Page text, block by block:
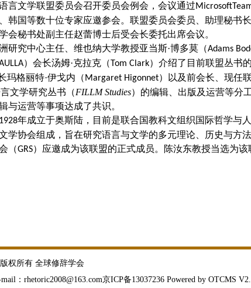
言文学联盟委员会召开委员会例会，会议通过
韩国等数十位专家应邀参会。联盟委员会委员、助理秘书
会秘书处副主任赵蕾博士后受会长委托出席会议。
研究中心主任、维也纳大学教授亚当斯·博多莫（Adams
）会长汤姆·克拉克（Tom Clark）介绍了目前联盟丛书
玛格丽特·伊戈内（ Margaret Higonnet）以及前会长、现任
文学研究丛书（FILLM Studies）的编辑、出版及运营等分
与运营等事项达成了共识。
1928年成立于奥斯陆，目前是联合国教科文组织国际哲学与
学协会组成，旨在研究语言与文学的多元理论、历史与方
（GRS）应邀成为该联盟的正式成员。陈汝东教授当选为
权所有 全球修辞学会
rhetoric2008@163.com京ICP备13037236 Powered by OTCMS